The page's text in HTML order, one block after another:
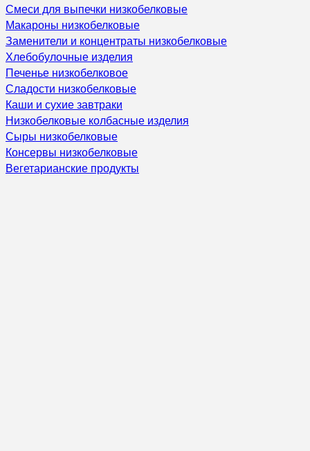
Смеси для выпечки низкобелковые
Макароны низкобелковые
Заменители и концентраты низкобелковые
Хлебобулочные изделия
Печенье низкобелковое
Сладости низкобелковые
Каши и сухие завтраки
Низкобелковые колбасные изделия
Сыры низкобелковые
Консервы низкобелковые
Вегетарианские продукты